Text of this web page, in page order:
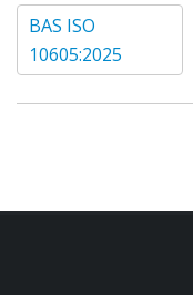
BAS ISO
10605:2025